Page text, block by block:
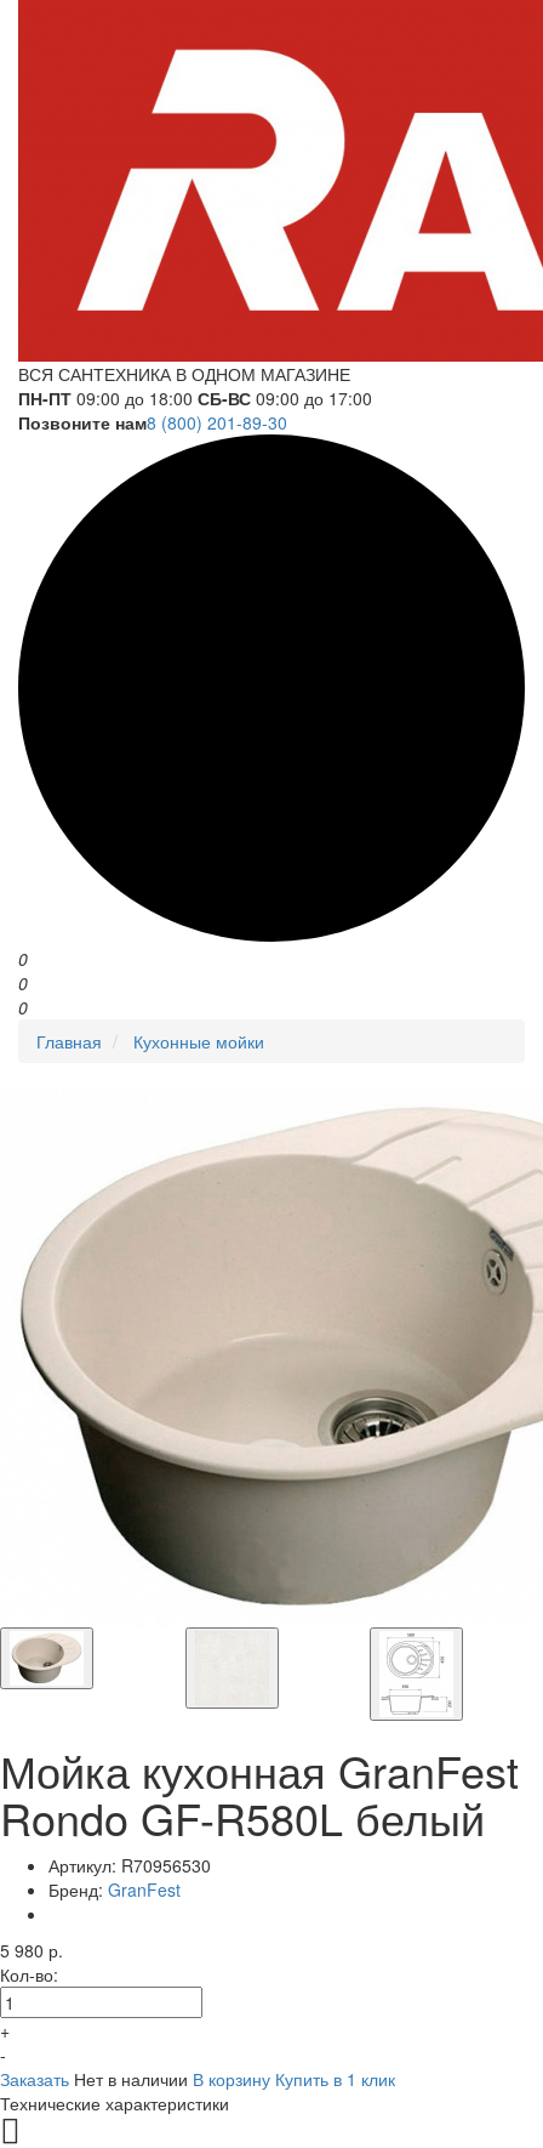
ВСЯ САНТЕХНИКА В ОДНОМ МАГАЗИНЕ
ПН-ПТ 09:00 до 18:00 СБ-ВС 09:00 до 17:00
Позвоните нам8 (800) 201-89-30
0
0
0
Главная
Кухонные мойки
Мойка кухонная GranFest
Rondo GF-R580L белый
Артикул: R70956530
Бренд: GranFest
5 980 р.
Кол-во:
+
-
Заказать Нет в наличии В корзину Купить в 1 клик
Технические характеристики